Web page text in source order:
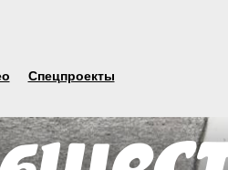
Спецпроекты